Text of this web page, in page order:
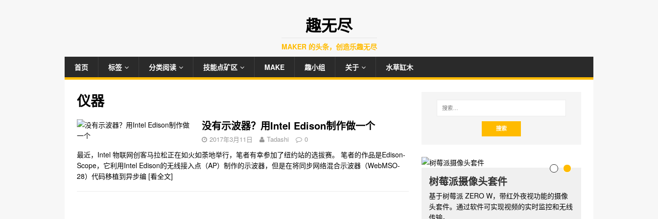
趣无尽
MAKER 的头条，创造乐趣无尽
首页 标签 分类阅读 技能点矿区 MAKE 趣小组 关于 水草缸木
仪器
没有示波器？用Intel Edison制作做一个
2017年3月11日 Tadashi 0
最近，Intel 物联网创客马拉松正在如火如荼地举行，笔者有幸参加了纽约站的选拔赛。 笔者的作品是Edison-
Scope，它利用Intel Edison的无线接入点（AP）制作的示波器，但是在将同步网络混合示波器（WebMSO-
28）代码移植到异步编 [看全文] 树莓派摄像头套件
基于树莓派 ZERO W，带红外夜视功能的摄像
头套件。通过软件可实现视频的实时监控和无线
传输。